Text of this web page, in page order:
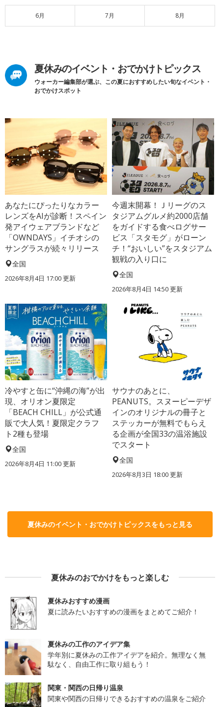
6月 7月 8月
夏休みのイベント・おでかけトピックス
ウォーカー編集部が選ぶ、この夏におすすめしたい旬なイベント・
おでかけスポット
あなたにぴったりなカラー
レンズをAIが診断！スペイン
発アイウェアブランドなど
「OWNDAYS」イチオシの
サングラスが続々リリース
全国
2026年8月4日 17:00更新
今週末開幕！Ｊリーグのス
タジアムグルメ約2000店舗
をガイドする食べログサー
ビス「スタモグ」がローン
チ！“おいしい”をスタジアム
観戦の入り口に
全国
2026年8月4日 14:50更新
冷やすと缶に“沖縄の海”が出
現、オリオン夏限定
「BEACH CHILL」が公式通
販で大人気！夏限定クラフ
ト2種も登場
全国
2026年8月4日 11:00更新
サウナのあとに、
PEANUTS。スヌーピーデザ
インのオリジナルの冊子と
ステッカーが無料でもらえ
る企画が全国33の温浴施設
でスタート
全国
2026年8月3日 18:00更新
夏休みのイベント・おでかけトピックスをもっと見る
夏休みのおでかけをもっと楽しむ
夏休みおすすめ漫画
夏に読みたいおすすめの漫画をまとめてご紹介！
夏休みの工作のアイデア集
学年別に夏休みの工作アイデアを紹介。無理なく無
駄なく、自由工作に取り組もう！
関東・関西の日帰り温泉
関東や関西の日帰りできるおすすめの温泉をご紹介